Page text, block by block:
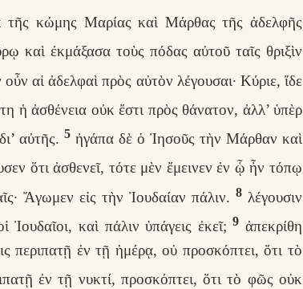
κώμης Μαρίας καὶ Μάρθας τῆς ἀδελφῆς
καὶ ἐκμάξασα τοὺς πόδας αὐτοῦ ταῖς θριξὶν
αἱ ἀδελφαὶ πρὸς αὐτὸν λέγουσαι· Κύριε, ἴδε
ἡ ἀσθένεια οὐκ ἔστι πρὸς θάνατον, ἀλλ’ ὑπὲρ
αὐτῆς.5 ἠγάπα δὲ ὁ Ἰησοῦς τὴν Μάρθαν καὶ
ὅτι ἀσθενεῖ, τότε μὲν ἔμεινεν ἐν ᾧ ἦν τόπῳ
Ἄγωμεν εἰς τὴν Ἰουδαίαν πάλιν.8 λέγουσιν
Ἰουδαῖοι, καὶ πάλιν ὑπάγεις ἐκεῖ;9 ἀπεκρίθη
περιπατῇ ἐν τῇ ἡμέρᾳ, οὐ προσκόπτει, ὅτι τὸ
ἐν τῇ νυκτί, προσκόπτει, ὅτι τὸ φῶς οὐκ